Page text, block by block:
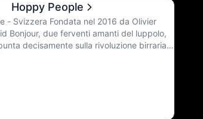
Hoppy People
- Svizzera Fondata nel 2016 da Olivier
Bonjour, due ferventi amanti del luppolo,
decisamente sulla rivoluzione birraria